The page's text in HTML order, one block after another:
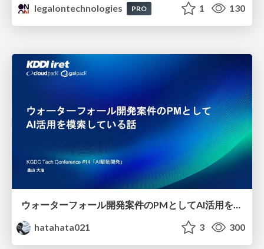
legalontechnologies PRO 1 130
ウォーターフォール開発案件のPMとしてAI活用を模索している話
hatahata021
3 300